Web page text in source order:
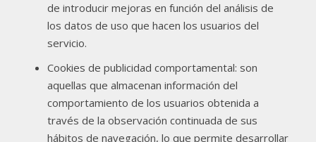
de introducir mejoras en función del análisis de
los datos de uso que hacen los usuarios del
servicio.
Cookies de publicidad comportamental: son
aquellas que almacenan información del
comportamiento de los usuarios obtenida a
través de la observación continuada de sus
hábitos de navegación, lo que permite desarrollar